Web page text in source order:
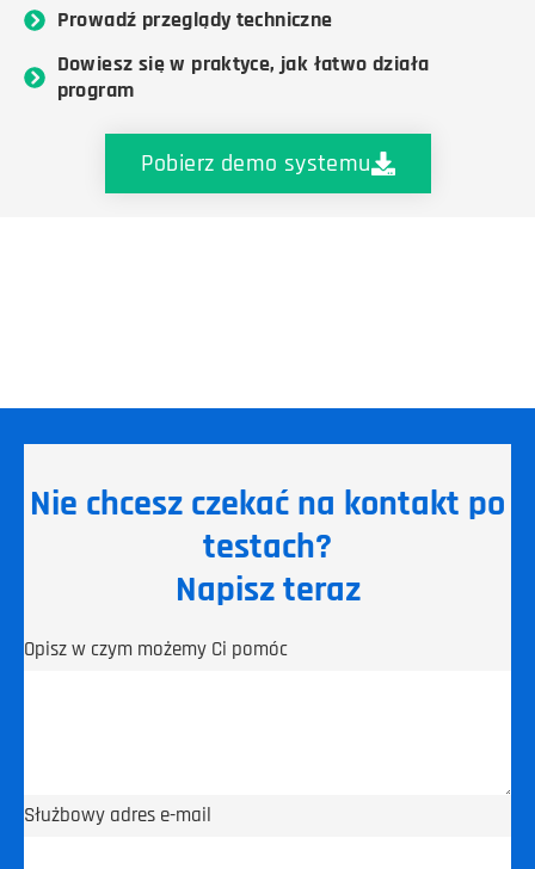
Prowadź przeglądy techniczne
Dowiesz się w praktyce, jak łatwo działa
program
Pobierz demo systemu
Nie chcesz czekać na kontakt po
testach?
Napisz teraz
Opisz w czym możemy Ci pomóc
Służbowy adres e-mail